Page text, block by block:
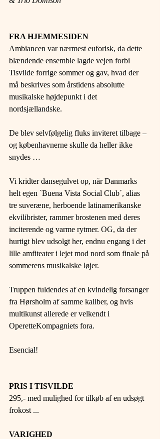
FRA HJEMMESIDEN
Ambiancen var nærmest euforisk, da dette
blændende ensemble lagde vejen forbi
Tisvilde forrige sommer og gav, hvad der
må beskrives som årstidens absolutte
musikalske højdepunkt i det
nordsjællandske.
De blev selvfølgelig fluks inviteret tilbage –
og københavnerne skulle da heller ikke
snydes …
Vi kridter dansegulvet op, når Danmarks
helt egen `Buena Vista Social Club´, alias
tre suveræne, herboende latinamerikanske
ekvilibrister, rammer brostenen med deres
inciterende og varme rytmer. OG, da der
hurtigt blev udsolgt her, endnu engang i det
lille amfiteater i lejet mod nord som finale på
sommerens musikalske løjer.
Truppen fuldendes af en kvindelig forsanger
fra Hørsholm af samme kaliber, og hvis
multikunst allerede er velkendt i
OperetteKompagniets fora.
Esencial!
PRIS I TISVILDE
295,- med mulighed for tilkøb af en udsøgt
frokost ...
VARIGHED